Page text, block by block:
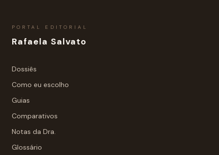
PORTAL EDITORIAL
Rafaela Salvato
Dossiês
Como eu escolho
Guias
Comparativos
Notas da Dra.
Glossário